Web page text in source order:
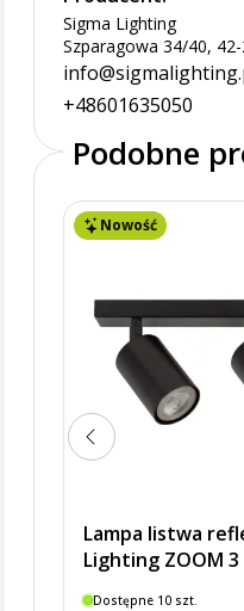
Sigma Lighting
Szparagowa 34/40,
+48601635050
Podobne
Lampa listwa
Lighting ZOOM 3
Dostępne 10 szt.
Nowość